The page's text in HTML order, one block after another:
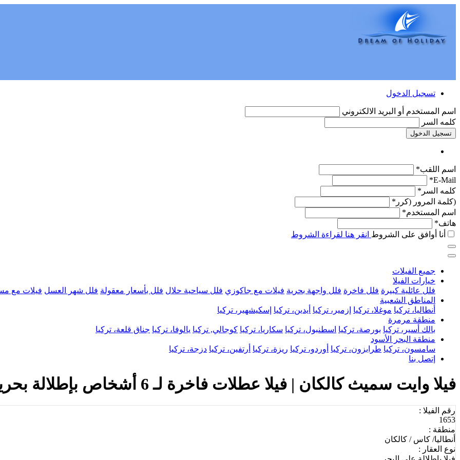
تسجيل الدخول
اسم المستخدم أو البريد الالكتروني
كلمه السر
تسجيل الدخول
اسم اللقب*
E-Mail*
كلمه السر*
(كلمة المرور (كرر*
اسم المستخدم*
هاتف*
أنا أوافق على الشروط انقر هنا لقراءة الشروط
جميع الفيلات
خيارات الفيلا
فلل عائلية كبيرة فلل فاخرة فلل واجهة بحرية فيلات مع جاكوزي فلل سياحية حلال فلل بأسعار معقولة فلل شهر العسل فيلات مع
المناطق الشعبية
أنطاليا، تركيا موغلا، تركيا إزمير، تركيا أيدين، تركيا إسكيشهير، تركيا
منطقة مرمرة
بالك أسير، تركيا بورصة، تركيا اسطنبول، تركيا سكاريا، تركيا كوجالي, تركيا يالوفا، تركيا جناق قلعة، تركيا
منطقة البحر الأسود
سامسون، تركيا طرابزون، تركيا أوردو، تركيا ريزة، تركيا أرتفين، تركيا دزجة، تركيا
إتصل بنا
فيلا وايت سميث كالكان | فيلا عطلات فاخرة لـ 6 أشخاص بإطلالة بحرية
رقم الفيلا :
1653
منطقة :
أنطاليا/ كاس / كالكان
نوع العقار :